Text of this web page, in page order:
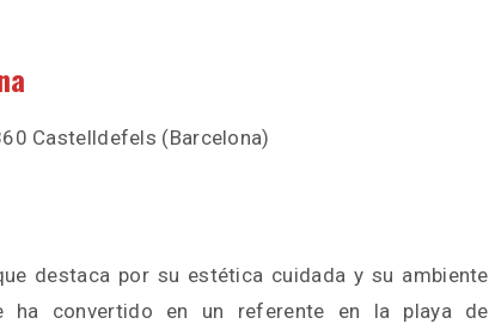
Castelldefels (Barcelona)
destaca por su estética cuidada y su ambiente
ha convertido en un referente en la playa de